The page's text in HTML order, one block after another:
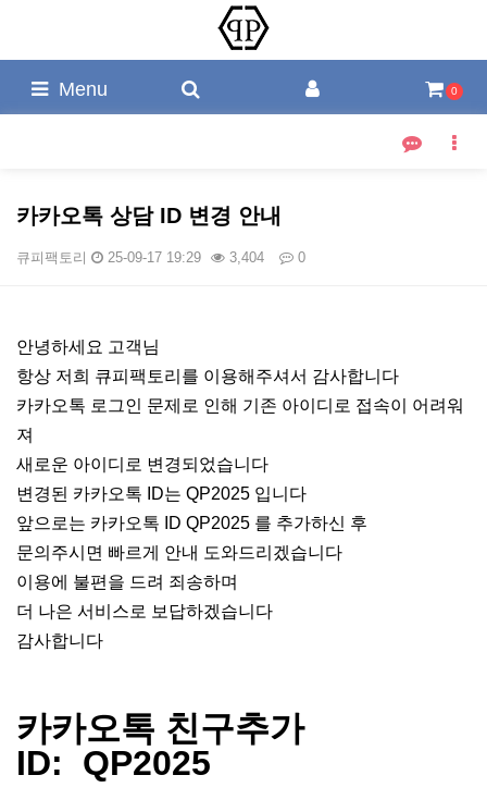
Menu 0
카카오톡 상담 ID 변경 안내
큐피팩토리 25-09-17 19:29 3,404 0
안녕하세요 고객님
항상 저희 큐피팩토리를 이용해주셔서 감사합니다
카카오톡 로그인 문제로 인해 기존 아이디로 접속이 어려워
져
새로운 아이디로 변경되었습니다
변경된 카카오톡 ID는 QP2025 입니다
앞으로는 카카오톡 ID QP2025 를 추가하신 후
문의주시면 빠르게 안내 도와드리겠습니다
이용에 불편을 드려 죄송하며
더 나은 서비스로 보답하겠습니다
감사합니다
카카오톡 친구추가
ID: QP2025